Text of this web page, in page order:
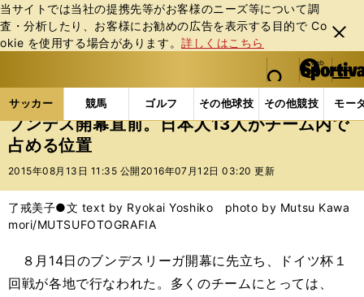
当サイトでは当社の提携先等がお客様のニーズ等について調
査・分析したり、お客様にお勧めの広告を表⽰する⽬的で Co
okie を使⽤する場合があります。詳しくはこちら
閉じ
る
web Sportiva (webスポルティーバ)
検索
マイペ
ー
ジ
メニュ
サッカー 競馬 ゴルフ その他球技 その他競技 モー
ス
ポ
ル
バ
サッカーの記事一覧 海外サッカー 海外サッカー
ブンデス開幕直前。日本人13人がチーム内で
占める位置
2015年08月13日 11:35 公開 2016年07月12日 03:20 更新
了戒美子●文 text by Ryokai Yoshiko photo by Mutsu Kawa
mori/MUTSUFOTOGRAFIA
８月14日のブンデスリーガ開幕に先立ち、ドイツ杯１
回戦が各地で行なわれた。多くのチームにとっては、